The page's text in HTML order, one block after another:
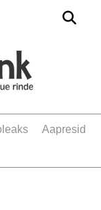
aapresid